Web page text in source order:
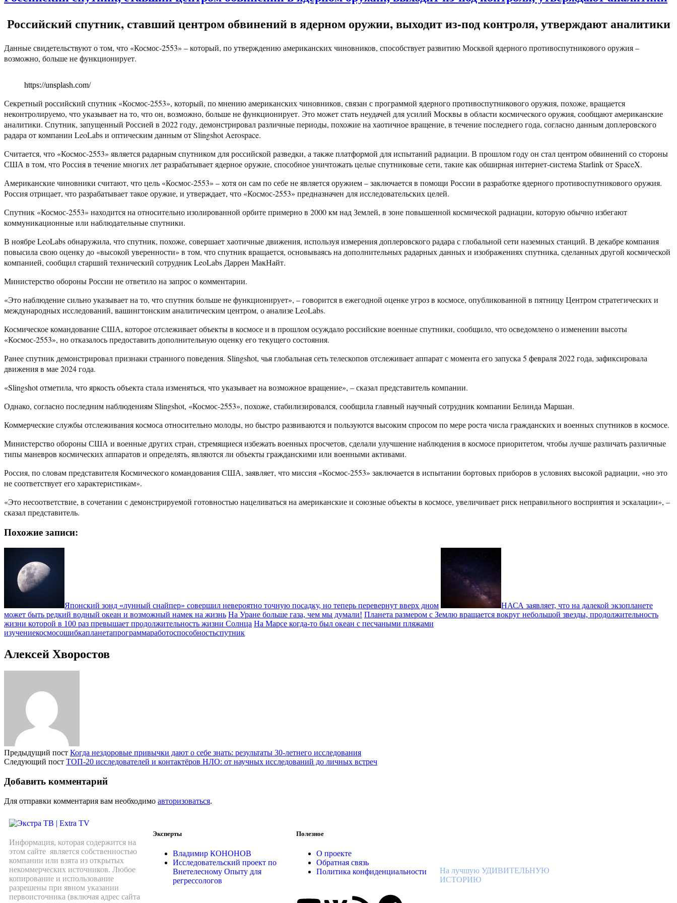
Российский спутник, ставший центром обвинений в ядерном оружии, выходит из-под контроля, утверждают аналитики
Данные свидетельствуют о том, что «Космос-2553» – который, по утверждению американских чиновников, способствует развитию Москвой ядерного противоспутникового оружия –
возможно, больше не функционирует.
https://unsplash.com/
Секретный российский спутник «Космос-2553», который, по мнению американских чиновников, связан с программой ядерного противоспутникового оружия, похоже, вращается
неконтролируемо, что указывает на то, что он, возможно, больше не функционирует. Это может стать неудачей для усилий Москвы в области космического оружия, сообщают американские
аналитики. Спутник, запущенный Россией в 2022 году, демонстрировал различные периоды, похожие на хаотичное вращение, в течение последнего года, согласно данным доплеровского
радара от компании LeoLabs и оптическим данным от Slingshot Aerospace.
Считается, что «Космос-2553» является радарным спутником для российской разведки, а также платформой для испытаний радиации. В прошлом году он стал центром обвинений со стороны
США в том, что Россия в течение многих лет разрабатывает ядерное оружие, способное уничтожать целые спутниковые сети, такие как обширная интернет-система Starlink от SpaceX.
Американские чиновники считают, что цель «Космос-2553» – хотя он сам по себе не является оружием – заключается в помощи России в разработке ядерного противоспутникового оружия.
Россия отрицает, что разрабатывает такое оружие, и утверждает, что «Космос-2553» предназначен для исследовательских целей.
Спутник «Космос-2553» находится на относительно изолированной орбите примерно в 2000 км над Землей, в зоне повышенной космической радиации, которую обычно избегают
коммуникационные или наблюдательные спутники.
В ноябре LeoLabs обнаружила, что спутник, похоже, совершает хаотичные движения, используя измерения доплеровского радара с глобальной сети наземных станций. В декабре компания
повысила свою оценку до «высокой уверенности» в том, что спутник вращается, основываясь на дополнительных радарных данных и изображениях спутника, сделанных другой космической
компанией, сообщил старший технический сотрудник LeoLabs Даррен МакНайт.
Министерство обороны России не ответило на запрос о комментарии.
«Это наблюдение сильно указывает на то, что спутник больше не функционирует», – говорится в ежегодной оценке угроз в космосе, опубликованной в пятницу Центром стратегических и
международных исследований, вашингтонским аналитическим центром, о анализе LeoLabs.
Космическое командование США, которое отслеживает объекты в космосе и в прошлом осуждало российские военные спутники, сообщило, что осведомлено о изменении высоты
«Космос-2553», но отказалось предоставить дополнительную оценку его текущего состояния.
Ранее спутник демонстрировал признаки странного поведения. Slingshot, чья глобальная сеть телескопов отслеживает аппарат с момента его запуска 5 февраля 2022 года, зафиксировала
движения в мае 2024 года.
«Slingshot отметила, что яркость объекта стала изменяться, что указывает на возможное вращение», – сказал представитель компании.
Однако, согласно последним наблюдениям Slingshot, «Космос-2553», похоже, стабилизировался, сообщила главный научный сотрудник компании Белинда Маршан.
Коммерческие службы отслеживания космоса относительно молоды, но быстро развиваются и пользуются высоким спросом по мере роста числа гражданских и военных спутников в космосе.
Министерство обороны США и военные других стран, стремящиеся избежать военных просчетов, сделали улучшение наблюдения в космосе приоритетом, чтобы лучше различать различные
типы маневров космических аппаратов и определять, являются ли объекты гражданскими или военными активами.
Россия, по словам представителя Космического командования США, заявляет, что миссия «Космос-2553» заключается в испытании бортовых приборов в условиях высокой радиации, «но это
не соответствует его характеристикам».
«Это несоответствие, в сочетании с демонстрируемой готовностью нацеливаться на американские и союзные объекты в космосе, увеличивает риск неправильного восприятия и эскалации», –
сказал представитель.
Похожие записи:
Японский зонд «лунный снайпер» совершил невероятно точную посадку, но теперь перевернут вверх дном
НАСА заявляет, что на далекой экзопланете
может быть редкий водный океан и возможный намек на жизнь На Уране больше газа, чем мы думали! Планета размером с Землю вращается вокруг небольшой звезды, продолжительность
жизни которой в 100 раз превышает продолжительность жизни Солнца На Марсе когда-то был океан с песчаными пляжами
изучениекосмосошибкапланетапрограммаработоспособностьспутник
Алексей Хворостов
Предыдущий пост Когда нездоровые привычки дают о себе знать: результаты 30-летнего исследования
Следующий пост ТОП-20 исследователей и контактёров НЛО: от научных исследований до личных встреч
Добавить комментарий
Для отправки комментария вам необходимо авторизоваться.
Информация, которая содержится на
этом сайте является собственностью
компании или взята из открытых
некоммерческих источников. Любое
копирование и использование
разрешены при явном указании
первоисточника (включая адрес сайта
Эксперты
Владимир КОНОНОВ
Исследовательский проект по
Внетелесному Опыту для
регрессологов
Полезное
О проекте
Обратная связь
Политика конфиденциальности
На лучшую УДИВИТЕЛЬНУЮ
ИСТОРИЮ